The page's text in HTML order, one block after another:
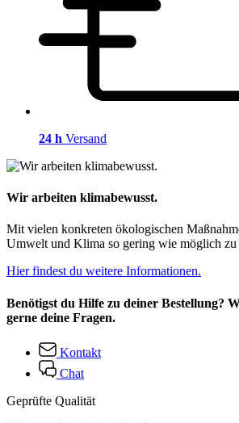
24 h Versand
Wir arbeiten klimabewusst.
Mit vielen konkreten ökologischen
Umwelt und Klima so gering wie möglich zu
Hier findest du weitere Informationen.
Benötigst du Hilfe zu deiner Bestellung?
gerne deine Fragen.
Kontakt
Chat
Geprüfte Qualität